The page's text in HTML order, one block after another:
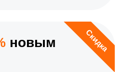
Скидка
новым